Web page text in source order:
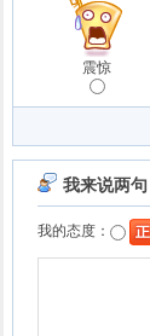
震惊